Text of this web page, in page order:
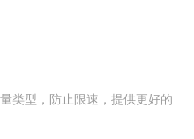
类型，防止限速，提供更好的